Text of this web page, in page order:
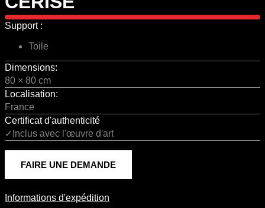
Support :
Toile
Dimensions:
80 × 80 cm
Localisation:
France
Certificat d'authenticité
✓Inclus avec l'œuvre d'art
FAIRE UNE DEMANDE
Informations D'expédition
Informations d'expédition